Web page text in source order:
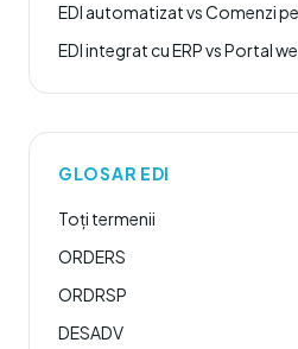
EDI automatizat vs Comenzi
EDI integrat cu ERP vs Portal
GLOSAR EDI
Toți termenii
ORDERS
ORDRSP
DESADV